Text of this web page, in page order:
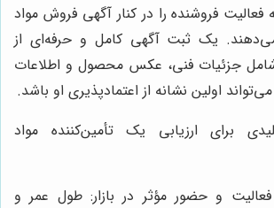
فعالیت فروشنده را در کنار آگهی فروش مواد
یک ثبت آگهی کامل و حرفه‌ای از
جزئیات فنی، عکس محصول و اطلاعات
اولین نشانه از اعتمادپذیری او باشد.
برای ارزیابی یک تأمین‌کننده مواد
و حضور مؤثر در بازار: طول عمر و